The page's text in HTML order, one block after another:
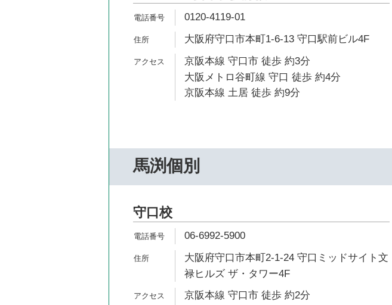
0120-4119-01
大阪府守口市本町1-6-13 守口駅前ビル4F
京阪本線 守口市 徒歩 約3分
大阪メトロ谷町線 守口 徒歩 約4分
京阪本線 土居 徒歩 約9分
馬渕個別
守口校
06-6992-5900
大阪府守口市本町2-1-24 守口ミッドサイト文
禄ヒルズ ザ・タワー4F
京阪本線 守口市 徒歩 約2分